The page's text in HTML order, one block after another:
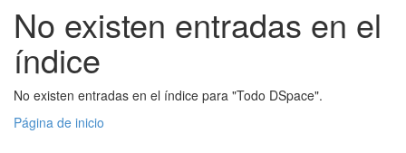
No existen entradas en el
índice
No existen entradas en el índice para "Todo DSpace".
Página de inicio